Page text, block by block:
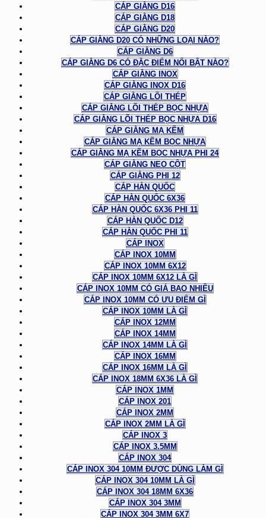
CÁP GIẰNG D16
CÁP GIẰNG D18
CÁP GIẰNG D20
CÁP GIẰNG D20 CÓ NHỮNG LOẠI NÀO?
CÁP GIẰNG D6
CÁP GIẰNG D6 CÓ ĐẶC ĐIỂM NỔI BẬT NÀO?
CÁP GIẰNG INOX
CÁP GIẰNG INOX D16
CÁP GIẰNG LÕI THÉP
CÁP GIẰNG LÕI THÉP BỌC NHỰA
CÁP GIẰNG LÕI THÉP BỌC NHỰA D16
CÁP GIẰNG MẠ KẼM
CÁP GIẰNG MẠ KẼM BỌC NHỰA
CÁP GIẰNG MẠ KẼM BỌC NHỰA PHI 24
CÁP GIẰNG NEO CỘT
CÁP GIẰNG PHI 12
CÁP HÀN QUỐC
CÁP HÀN QUỐC 6X36
CÁP HÀN QUỐC 6X36 PHI 11
CÁP HÀN QUỐC D12
CÁP HÀN QUỐC PHI 11
CÁP INOX
CÁP INOX 10MM
CÁP INOX 10MM 6X12
CÁP INOX 10MM 6X12 LÀ GÌ
CÁP INOX 10MM CÓ GIÁ BAO NHIÊU
CÁP INOX 10MM CÓ ƯU ĐIỂM GÌ
CÁP INOX 10MM LÀ GÌ
CÁP INOX 12MM
CÁP INOX 14MM
CÁP INOX 14MM LÀ GÌ
CÁP INOX 16MM
CÁP INOX 16MM LÀ GÌ
CÁP INOX 18MM 6X36 LÀ GÌ
CÁP INOX 1MM
CÁP INOX 201
CÁP INOX 2MM
CÁP INOX 2MM LÀ GÌ
CÁP INOX 3
CÁP INOX 3.5MM
CÁP INOX 304
CÁP INOX 304 10MM ĐƯỢC DÙNG LÀM GÌ
CÁP INOX 304 10MM LÀ GÌ
CÁP INOX 304 18MM 6X36
CÁP INOX 304 3MM
CÁP INOX 304 3MM 6X7